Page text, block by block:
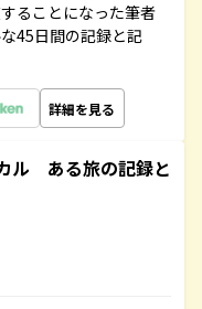
ることになった筆者
45日間の記録と記
詳細を見る
ル ある旅の記録と